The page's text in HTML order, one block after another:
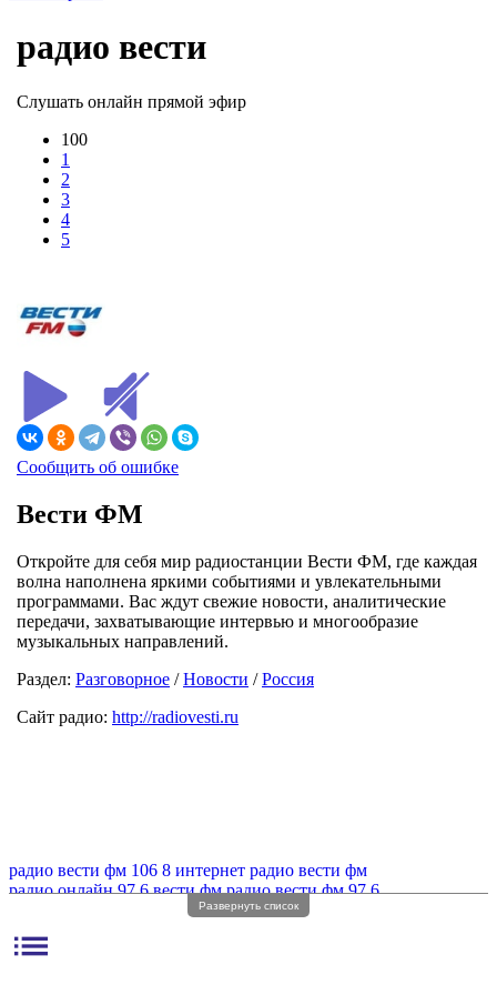
радио вести
Слушать онлайн прямой эфир
100
1
2
3
4
5
Сообщить об ошибке
Вести ФМ
Откройте для себя мир радиостанции Вести ФМ, где каждая
волна наполнена яркими событиями и увлекательными
программами. Вас ждут свежие новости, аналитические
передачи, захватывающие интервью и многообразие
музыкальных направлений.
Раздел: Разговорное /Новости /Россия
Сайт радио: http://radiovesti.ru
радио вести фм 106 8 интернет радио вести фм
радио онлайн 97 6 вести фм радио вести фм 97 6
радио вести 24 фм радио fm вести фм
радио вести фм частота
Развернуть список
list